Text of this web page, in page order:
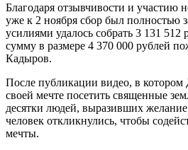
Благодаря отзывчивости и участию
уже к 2 ноября сбор был полностью
усилиями удалось собрать 3 131
сумму в размере 4 370 000 рублей
Кадыров.
После публикации видео, в котором
своей мечте посетить священные
десятки людей, выразивших
человек откликнулись, чтобы
мечты.